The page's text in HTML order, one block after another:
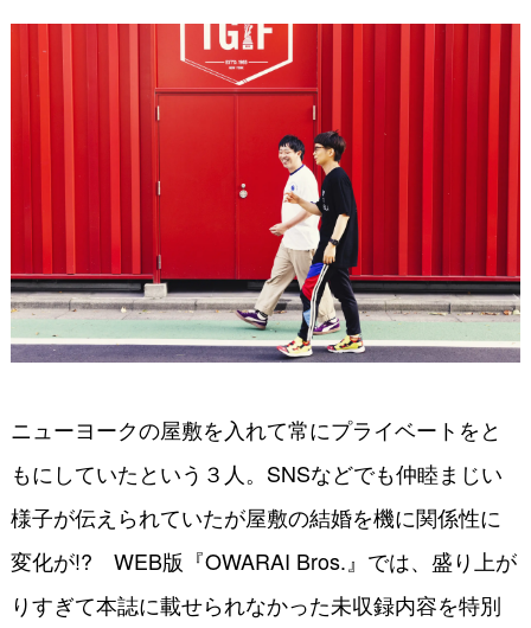
ニューヨークの屋敷を入れて常にプライベートをと
もにしていたという３人。SNSなどでも仲睦まじい
様子が伝えられていたが屋敷の結婚を機に関係性に
変化が!? WEB版『OWARAI Bros.』では、盛り上が
りすぎて本誌に載せられなかった未収録内容を特別